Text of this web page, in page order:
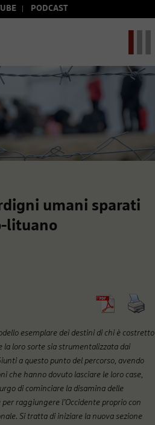
PODCAST
umani sparati
lituano
esemplare dei destini di chi è costretto
la loro sorte sia strumentalizzata dai
a questo punto del percorso, avendo
che hanno dovuto lasciare le loro case,
di cominciare la disamina delle
raggiungere l’Occidente proprio con
Si tratta di iniziare la nuova sezione